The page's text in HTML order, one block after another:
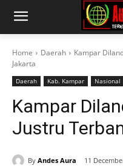
Home Daerah
Kampar
Jakarta
Daerah Kab. Kampar Nasional
Kampar
Justru
By Andes Aura 11